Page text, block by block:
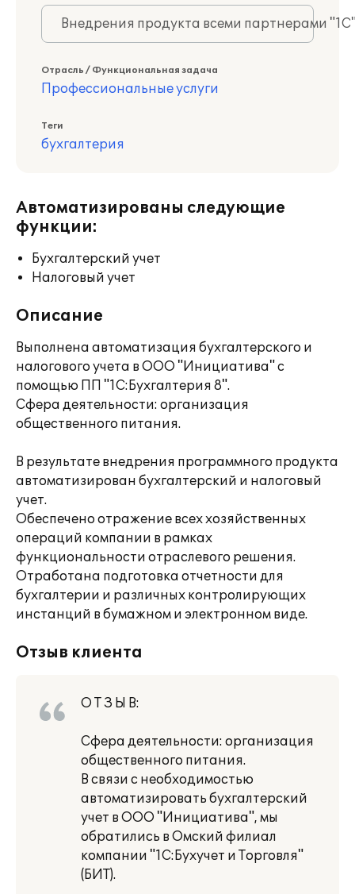
Внедрения продукта всеми партнерами
Отрасль / Функциональная задача
Профессиональные услуги
Теги
бухгалтерия
Автоматизированы следующие
функции:
Бухгалтерский учет
Налоговый учет
Описание
Выполнена автоматизация бухгалтерского и
налогового учета в ООО "Инициатива" с
помощью ПП "1С:Бухгалтерия 8".
Сфера деятельности: организация
общественного питания.
В результате внедрения программного продукта
автоматизирован бухгалтерский и налоговый
учет.
Обеспечено отражение всех хозяйственных
операций компании в рамках
функциональности отраслевого решения.
Отработана подготовка отчетности для
бухгалтерии и различных контролирующих
инстанций в бумажном и электронном виде.
Отзыв клиента
О Т З Ы В:
Сфера деятельности: организация
общественного питания.
В связи с необходимостью
автоматизировать бухгалтерский
учет в ООО "Инициатива", мы
обратились в Омский филиал
компании "1С:Бухучет и Торговля"
(БИТ).